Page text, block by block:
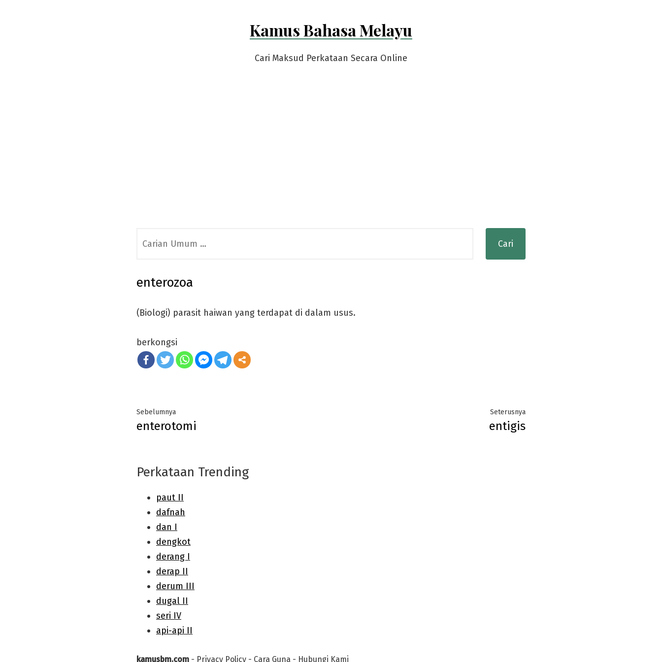
Kamus Bahasa Melayu
Cari Maksud Perkataan Secara Online
for:
enterozoa
(Biologi) parasit haiwan yang terdapat di dalam usus.
berkongsi
Post
navigation
SebelumnyaPrevious
post:
enterotomi
SeterusnyaNext
post:
entigis
Perkataan Trending
kamusbm.com - Privacy Policy - Cara Guna - Hubungi Kami